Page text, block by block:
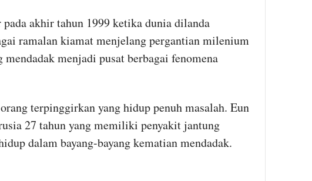
akhir tahun 1999 ketika dunia dilanda
ramalan kiamat menjelang pergantian milenium
menjadi pusat berbagai fenomena
terpinggirkan yang hidup penuh masalah. Eun
27 tahun yang memiliki penyakit jantung
dalam bayang-bayang kematian mendadak.